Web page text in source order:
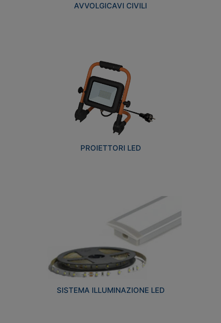
AVVOLGICAVI CIVILI
PROIETTORI LED
SISTEMA ILLUMINAZIONE LED